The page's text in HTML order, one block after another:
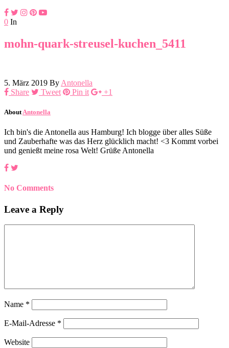
0 In
mohn-quark-streusel-kuchen_5411
5. März 2019 By Antonella
Share
Tweet Pin it +1
About Antonella
Ich bin's die Antonella aus Hamburg! Ich blogge über alles Süße
und Zauberhafte was das Herz glücklich macht! <3 Kommt vorbei
und genießt meine rosa Welt! Grüße Antonella
No Comments
Leave a Reply
Name *
E-Mail-Adresse *
Website